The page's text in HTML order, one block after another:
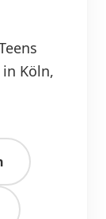
Köln,